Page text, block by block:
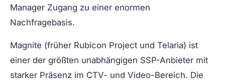
Manager Zugang zu einer enormen
Nachfragebasis.
Magnite (früher Rubicon Project und Telaria) ist
einer der größten unabhängigen SSP-Anbieter mit
starker Präsenz im CTV- und Video-Bereich. Die